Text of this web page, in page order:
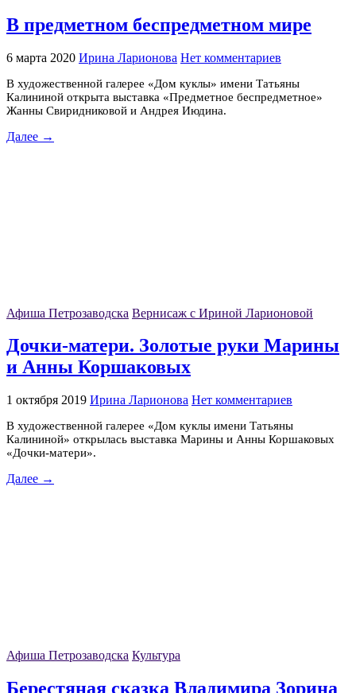
В предметном беспредметном мире
6 марта 2020 Ирина Ларионова Нет комментариев
В художественной галерее «Дом куклы» имени Татьяны
Калининой открыта выставка «Предметное беспредметное»
Жанны Свиридниковой и Андрея Июдина.
Далее →
Афиша Петрозаводска Вернисаж с Ириной Ларионовой
Дочки-матери. Золотые руки Марины
и Анны Коршаковых
1 октября 2019 Ирина Ларионова Нет комментариев
В художественной галерее «Дом куклы имени Татьяны
Калининой» открылась выставка Марины и Анны Коршаковых
«Дочки-матери».
Далее →
Афиша Петрозаводска Культура
Берестяная сказка Владимира Зорина